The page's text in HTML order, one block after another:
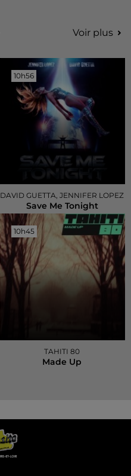
Voir plus
10h56
10h56
DAVID GUETTA, JENNIFER LOPEZ
Save Me Tonight
10h45
10h45
TAHITI 80
Made Up